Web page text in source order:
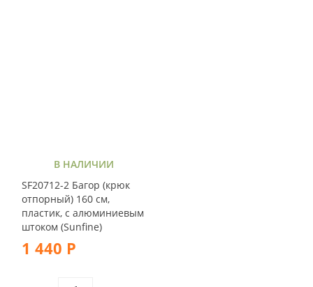
В НАЛИЧИИ
SF20712-2 Багор (крюк
отпорный) 160 см,
пластик, с алюминиевым
штоком (Sunfine)
1 440 Р